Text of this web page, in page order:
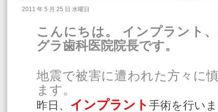
2011 年 5 月 25 日 水曜日
こんにちは。 インプラント
グラ歯科医院院長です。
地震で被害に遭われた方々に
ます。
昨日、 インプラント 手術を行い